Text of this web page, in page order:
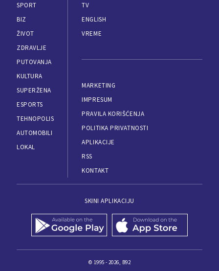
SPORT
BIZ
ŽIVOT
ZDRAVLJE
PUTOVANJA
KULTURA
SUPERŽENA
ESPORTS
TEHNOPOLIS
AUTOMOBILI
LOKAL
TV
ENGLISH
VREME
MARKETING
IMPRESUM
PRAVILA KORIŠĆENJA
POLITIKA PRIVATNOSTI
APLIKACIJE
RSS
KONTAKT
SKINI APLIKACIJU
© 1995 - 2026, B92